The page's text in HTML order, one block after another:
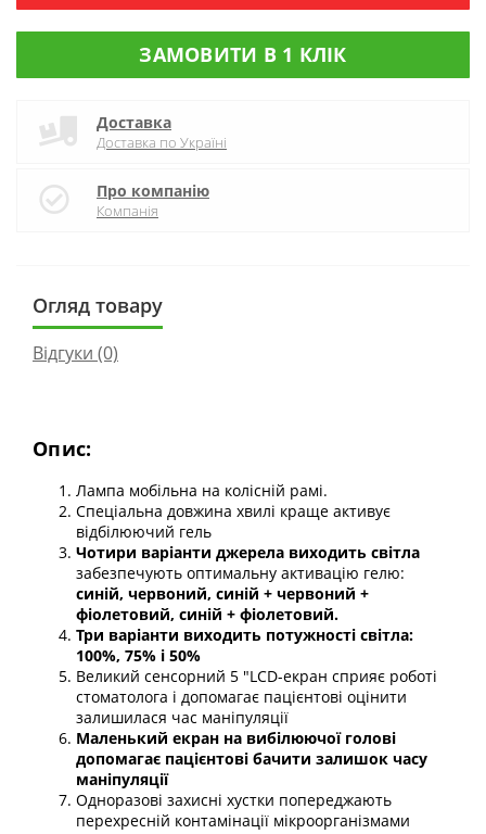
ЗАМОВИТИ В 1 КЛІК
Доставка
Доставка по Україні
Про компанію
Компанія
Огляд товару
Відгуки (0)
Опис:
Лампа мобільна на колісній рамі.
Спеціальна довжина хвилі краще активує
відбілюючий гель
Чотири варіанти джерела виходить світла
забезпечують оптимальну активацію гелю:
синій, червоний, синій + червоний +
фіолетовий, синій + фіолетовий.
Три варіанти виходить потужності світла:
100%, 75% і 50%
Великий сенсорний 5 "LCD-екран сприяє роботі
стоматолога і допомагає пацієнтові оцінити
залишилася час маніпуляції
Маленький екран на вибілюючої голові
допомагає пацієнтові бачити залишок часу
маніпуляції
Одноразові захисні хустки попереджають
перехресній контамінації мікроорганізмами